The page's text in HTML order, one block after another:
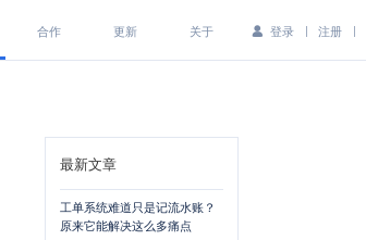
合作 更新 关于 登录 | 注册 |
最新文章
工单系统难道只是记流水账？
原来它能解决这么多痛点